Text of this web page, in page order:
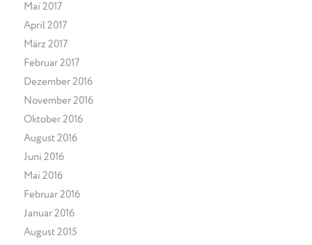
Mai 2017
April 2017
März 2017
Februar 2017
Dezember 2016
November 2016
Oktober 2016
August 2016
Juni 2016
Mai 2016
Februar 2016
Januar 2016
August 2015